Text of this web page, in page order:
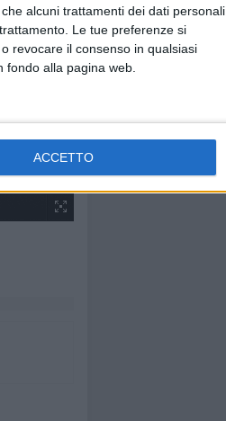
alcuni trattamenti dei dati personali
Le tue preferenze si
revocare il consenso in qualsiasi
alla pagina web.
ACCETTO